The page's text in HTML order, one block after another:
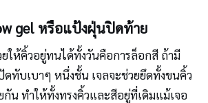
gel หรือแป้งฝุ่นปิดท้าย
ให้คิ้วอยู่ทนได้ทั้งวันคือการล็อกสี ถ้ามี
ดทับเบาๆ หนึ่งชั้น เจลจะช่วยยึดทั้งขนคิ้ว
น ทำให้ทั้งทรงคิ้วและสีอยู่ที่เดิมแม้เจอ